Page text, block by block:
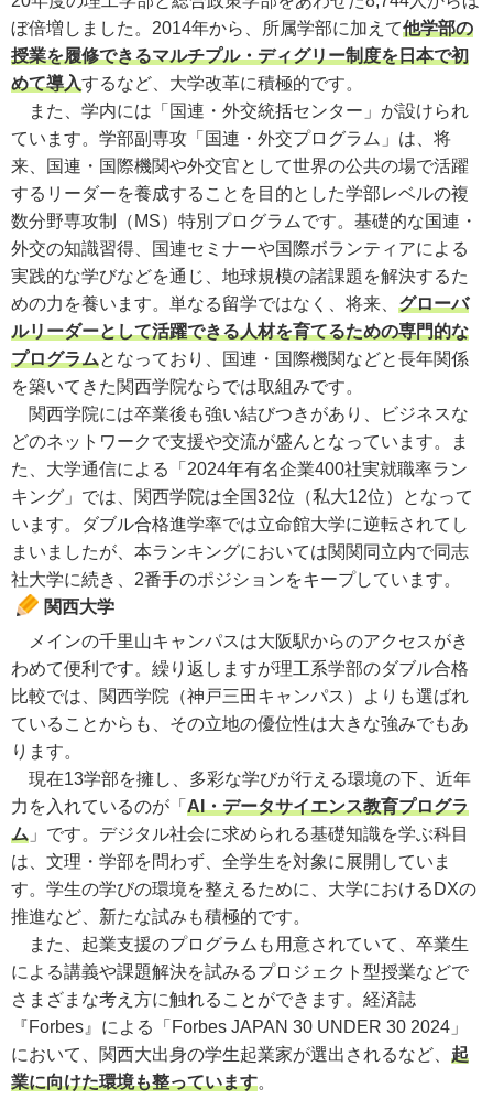
ぼ倍増しました。2014年から、所属学部に加えて他学部の
授業を履修できるマルチプル・ディグリー制度を日本で初
めて導入するなど、大学改革に積極的です。
また、学内には「国連・外交統括センター」が設けられ
ています。学部副専攻「国連・外交プログラム」は、将
来、国連・国際機関や外交官として世界の公共の場で活躍
するリーダーを養成することを目的とした学部レベルの複
数分野専攻制（MS）特別プログラムです。基礎的な国連・
外交の知識習得、国連セミナーや国際ボランティアによる
実践的な学びなどを通じ、地球規模の諸課題を解決するた
めの力を養います。単なる留学ではなく、将来、 グローバ
ルリーダーとして活躍できる人材を育てるための専門的な
プログラムとなっており、国連・国際機関などと長年関係
を築いてきた関西学院ならでは取組みです。
関西学院には卒業後も強い結びつきがあり、ビジネスな
どのネットワークで支援や交流が盛んとなっています。ま
た、大学通信による「2024年有名企業400社実就職率ラン
キング」では、関西学院は全国32位（私大12位）となって
います。ダブル合格進学率では立命館大学に逆転されてし
まいましたが、本ランキングにおいては関関同立内で同志
社大学に続き、2番手のポジションをキープしています。
関西大学
メインの千里山キャンパスは大阪駅からのアクセスがき
わめて便利です。繰り返しますが理工系学部のダブル合格
比較では、関西学院（神戸三田キャンパス）よりも選ばれ
ていることからも、その立地の優位性は大きな強みでもあ
ります。
現在13学部を擁し、多彩な学びが行える環境の下、近年
力を入れているのが「 AI・データサイエンス教育プログラ
ム 」です。デジタル社会に求められる基礎知識を学ぶ科目
は、文理・学部を問わず、全学生を対象に展開していま
す。学生の学びの環境を整えるために、大学におけるDXの
推進など、新たな試みも積極的です。
また、起業支援のプログラムも用意されていて、卒業生
による講義や課題解決を試みるプロジェクト型授業などで
さまざまな考え方に触れることができます。経済誌
『Forbes』による「Forbes JAPAN 30 UNDER 30 2024」
において、関西大出身の学生起業家が選出されるなど、 起
業に向けた環境も整っています。